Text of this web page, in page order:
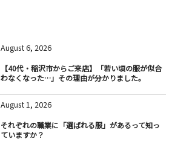
August6, 2026
【40代・稲沢市からご来店】「若い頃の服が似合
わなくなった…」その理由が分かりました。
August1, 2026
それぞれの職業に「選ばれる服」があるって知っ
ていますか？